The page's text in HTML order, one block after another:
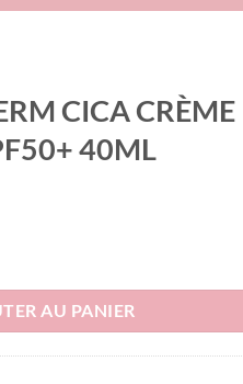
CICA CRÈME
40ML
د.م. 133.
AU PANIER